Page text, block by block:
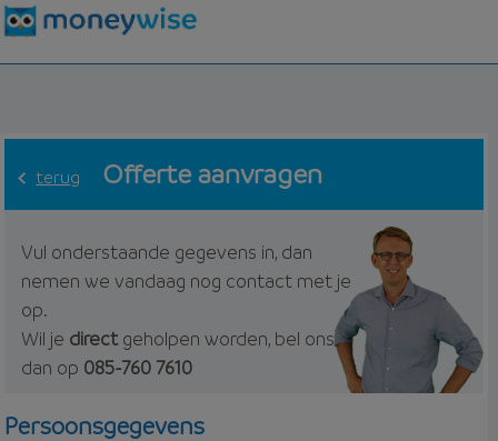
terug Offerte aanvragen
Vul onderstaande gegevens in, dan
nemen we vandaag nog contact met je
op.
Wil je directgeholpen worden, bel ons
dan op 085-760 7610
Persoonsgegevens